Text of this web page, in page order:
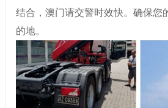
结合，澳门请交警时效快。确保您
的地。